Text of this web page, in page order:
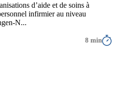
d’aide et de soins à
infirmier au niveau
N...
8 min